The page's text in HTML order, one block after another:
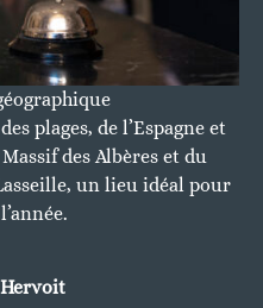
plages, de l’Espagne et
des Albères et du
un lieu idéal pour
Hervoit